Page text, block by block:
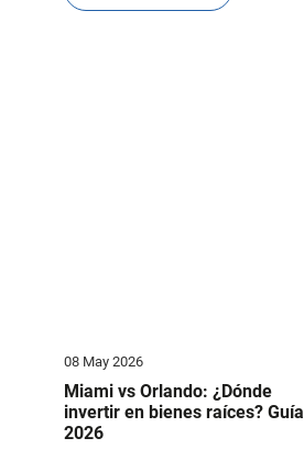
08 May 2026
Miami vs Orlando: ¿Dónde
invertir en bienes raíces? Guía
2026